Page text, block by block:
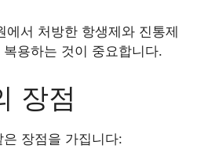
에서 처방한 항생제와 진통제
용하는 것이 중요합니다.
장점
장점을 가집니다: